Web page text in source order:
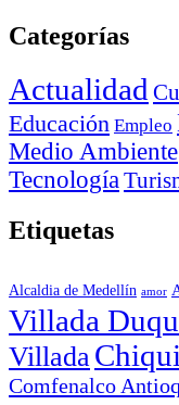
Categorías
Actualidad
Educación Empleo
Medio Ambiente
Tecnología
Etiquetas
Alcaldia de Medellín amor
Villada
Villada
Comfenalco